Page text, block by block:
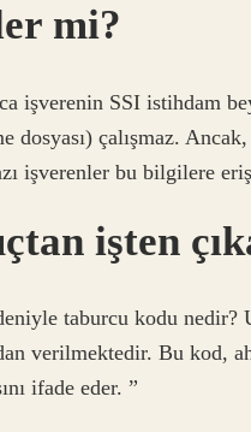
mi?
işverenin SSI istihdam
dosyası) çalışmaz.
işverenler bu bilgilere
işten
taburcu kodu nedir?
verilmektedir. Bu kod,
ifade eder. ”